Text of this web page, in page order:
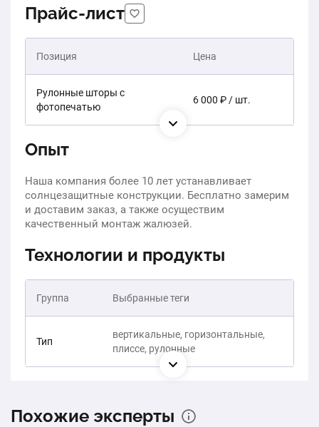
Прайс-лист
Позиция Цена
Рулонные шторы с
фотопечатью
6 000 ₽ / шт.
Опыт
Наша компания более 10 лет устанавливает
солнцезащитные конструкции. Бесплатно замерим
и доставим заказ, а также осуществим
качественный монтаж жалюзей.
Технологии и продукты
Группа Выбранные теги
Тип
вертикальные, горизонтальные,
плиссе, рулонные
Похожие эксперты